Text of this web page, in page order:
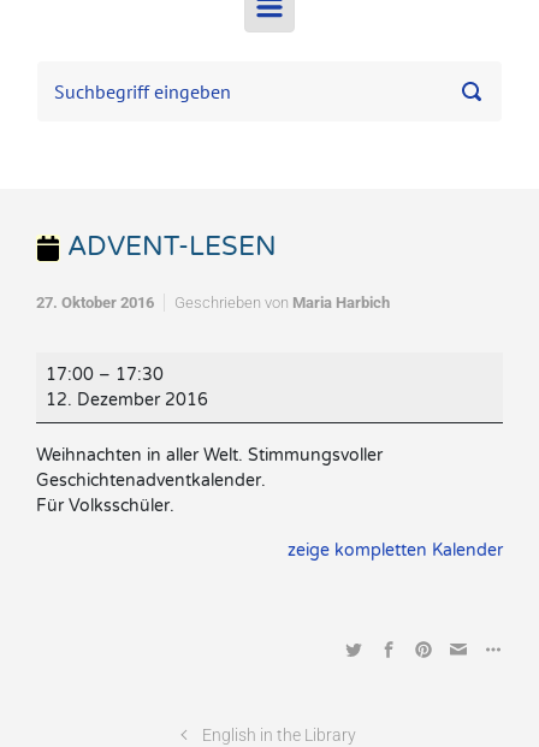
ADVENT-LESEN
27. Oktober 2016 Geschrieben von Maria Harbich
ADVENT-
LESEN
17:00 – 17:30
12. Dezember 2016
Weihnachten in aller Welt. Stimmungsvoller
Geschichtenadventkalender.
Für Volksschüler.
zeige kompletten Kalender
English in the Library